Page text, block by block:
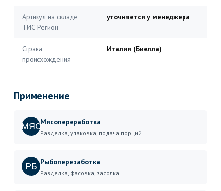
Артикул на складе
ТИС-Регион
уточняется у менеджера
Страна
происхождения
Италия (Биелла)
Применение
МЯСМясопереработка
Разделка, упаковка, подача порций
РБ Рыбопереработка
Разделка, фасовка, засолка